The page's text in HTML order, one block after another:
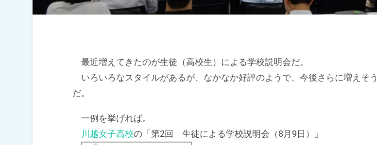
最近増えてきたのが生徒（高校生）による学校説明会だ。
いろいろなスタイルがあるが、なかなか好評のようで、今後さらに増えそう
だ。
一例を挙げれば。
川越女子高校の「第2回 生徒による学校説明会（8月9日）」